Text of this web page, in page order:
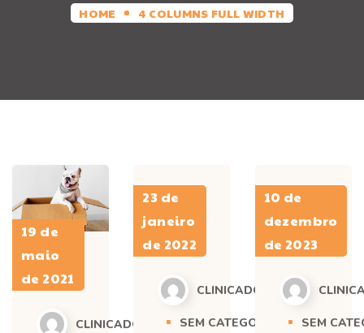
HOME 4 COLUMNS FULL WIDTH
19 de
maio
de 2021
CLINICADOGCENTER
23 de
janeiro
de 2022
CLINICADOGCENTER
SEM CATEGORIA
10 de
dezembro
de 2023
SEM